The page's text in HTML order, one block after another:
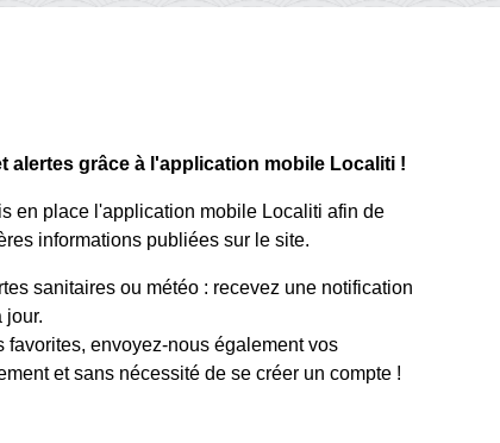
alertes grâce à l'application mobile Localiti !
en place l'application mobile Localiti afin de
informations publiées sur le site.
sanitaires ou météo : recevez une notification
jour.
favorites, envoyez-nous également vos
et sans nécessité de se créer un compte !